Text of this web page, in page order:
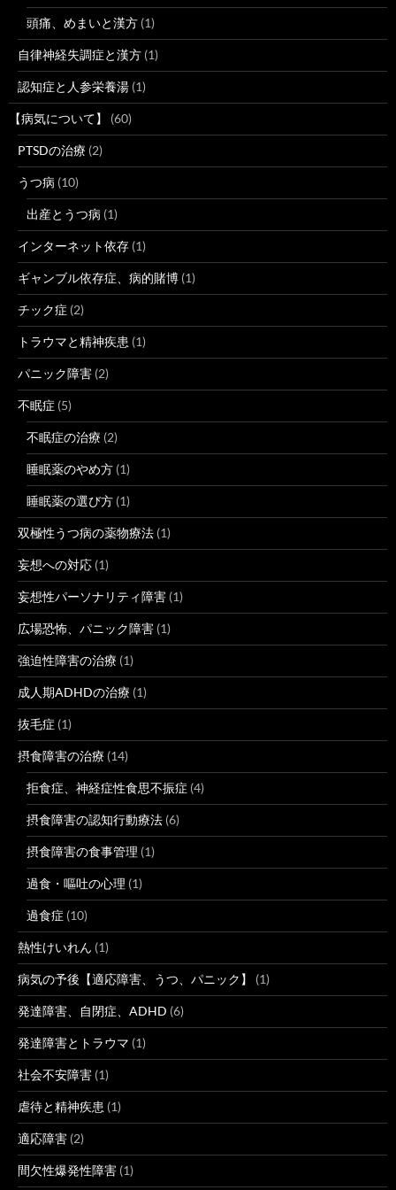
頭痛、めまいと漢方 (1)
自律神経失調症と漢方 (1)
認知症と人参栄養湯 (1)
【病気について】 (60)
PTSDの治療 (2)
うつ病 (10)
出産とうつ病 (1)
インターネット依存 (1)
ギャンブル依存症、病的賭博 (1)
チック症 (2)
トラウマと精神疾患 (1)
パニック障害 (2)
不眠症 (5)
不眠症の治療 (2)
睡眠薬のやめ方 (1)
睡眠薬の選び方 (1)
双極性うつ病の薬物療法 (1)
妄想への対応 (1)
妄想性パーソナリティ障害 (1)
広場恐怖、パニック障害 (1)
強迫性障害の治療 (1)
成人期ADHDの治療 (1)
抜毛症 (1)
摂食障害の治療 (14)
拒食症、神経症性食思不振症 (4)
摂食障害の認知行動療法 (6)
摂食障害の食事管理 (1)
過食・嘔吐の心理 (1)
過食症 (10)
熱性けいれん (1)
病気の予後【適応障害、うつ、パニック】 (1)
発達障害、自閉症、ADHD (6)
発達障害とトラウマ (1)
社会不安障害 (1)
虐待と精神疾患 (1)
適応障害 (2)
間欠性爆発性障害 (1)